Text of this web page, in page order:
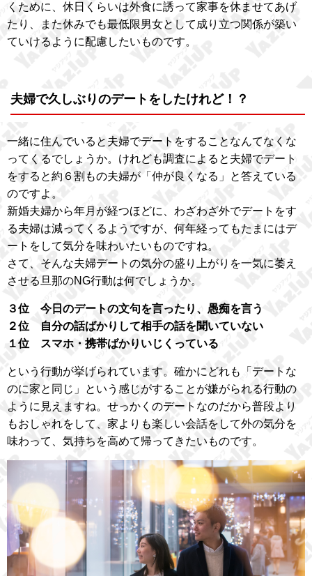
くために、休日くらいは外食に誘って家事を休ませてあげ
たり、また休みでも最低限男女として成り立つ関係が築い
ていけるように配慮したいものです。
夫婦で久しぶりのデートをしたけれど！？
一緒に住んでいると夫婦でデートをすることなんてなくな
ってくるでしょうか。けれども調査によると夫婦でデート
をすると約６割もの夫婦が「仲が良くなる」と答えている
のですよ。
新婚夫婦から年月が経つほどに、わざわざ外でデートをす
る夫婦は減ってくるようですが、何年経ってもたまにはデ
ートをして気分を味わいたいものですね。
さて、そんな夫婦デートの気分の盛り上がりを一気に萎え
させる旦那のNG行動は何でしょうか。
３位 今日のデートの文句を言ったり、愚痴を言う
２位 自分の話ばかりして相手の話を聞いていない
１位 スマホ・携帯ばかりいじくっている
という行動が挙げられています。確かにどれも「デートな
のに家と同じ」という感じがすることが嫌がられる行動の
ように見えますね。せっかくのデートなのだから普段より
もおしゃれをして、家よりも楽しい会話をして外の気分を
味わって、気持ちを高めて帰ってきたいものです。